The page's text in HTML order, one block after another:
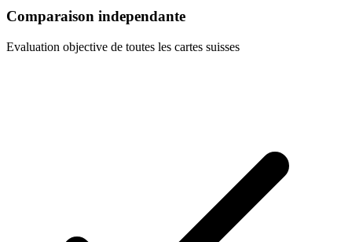
Comparaison independante
Evaluation objective de toutes les cartes suisses